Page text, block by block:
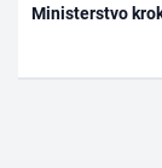
Ministerstvo